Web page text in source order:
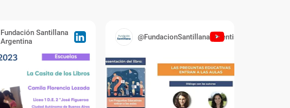
Fundación Santillana
Argentina
@FundacionSantillanaArgentina